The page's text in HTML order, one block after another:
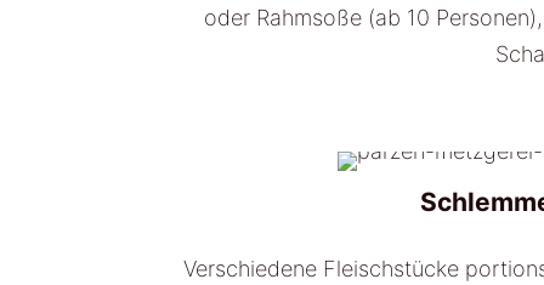
oder Rahmsoße (ab 10
Verschiedene Fleischstücke